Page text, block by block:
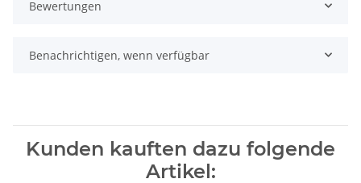
Bewertungen
Benachrichtigen, wenn verfügbar
Kunden kauften dazu folgende
Artikel: